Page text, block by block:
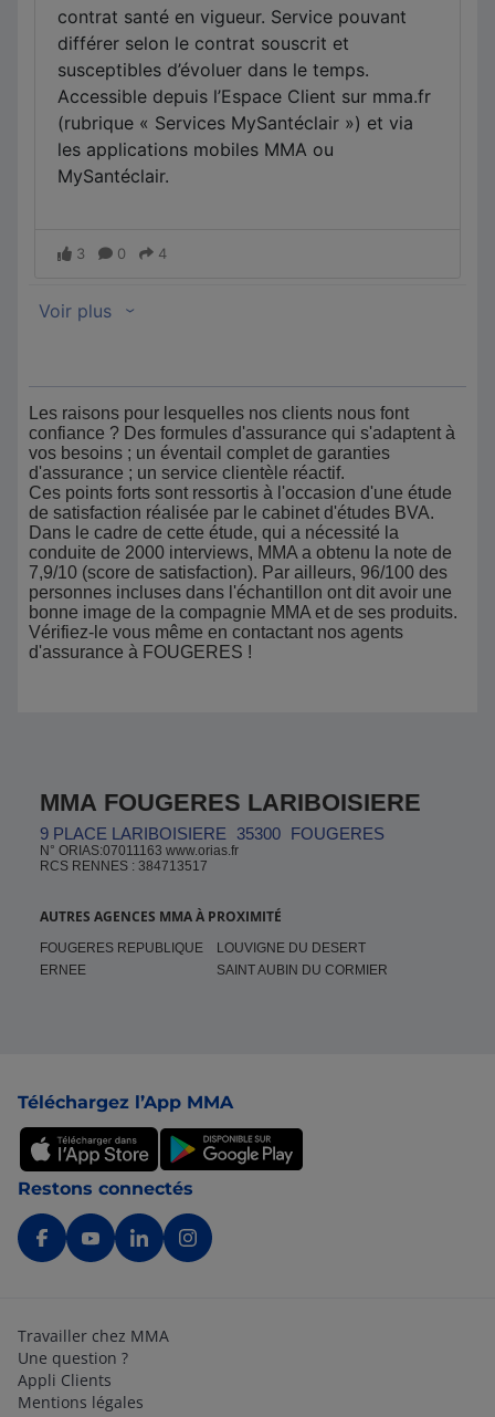
Les raisons pour lesquelles nos clients nous font
confiance ? Des formules d'assurance qui s'adaptent à
vos besoins ; un éventail complet de garanties
d'assurance ; un service clientèle réactif.
Ces points forts sont ressortis à l'occasion d'une étude
de satisfaction réalisée par le cabinet d'études BVA.
Dans le cadre de cette étude, qui a nécessité la
conduite de 2000 interviews, MMA a obtenu la note de
7,9/10 (score de satisfaction). Par ailleurs, 96/100 des
personnes incluses dans l'échantillon ont dit avoir une
bonne image de la compagnie MMA et de ses produits.
Vérifiez-le vous même en contactant nos agents
d'assurance à FOUGERES !
MMA FOUGERES LARIBOISIERE
9 PLACE LARIBOISIERE 35300 FOUGERES
N° ORIAS:07011163 www.orias.fr
RCS RENNES : 384713517
AUTRES AGENCES MMA À PROXIMITÉ
FOUGERES REPUBLIQUE
LOUVIGNE DU DESERT
ERNEE
SAINT AUBIN DU CORMIER
Téléchargez l’App MMA
Restons connectés
Travailler chez MMA
Une question ?
Appli Clients
Mentions légales